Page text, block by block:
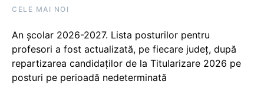
CELE MAI NOI
An școlar 2026-2027. Lista posturilor pentru
profesori a fost actualizată, pe fiecare județ, după
repartizarea candidaților de la Titularizare 2026 pe
posturi pe perioadă nedeterminată